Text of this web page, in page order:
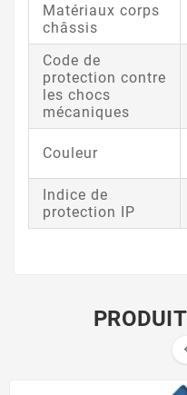
Matériaux corps
châssis
Code de
protection contre
les chocs
mécaniques
Couleur
Indice de
protection IP